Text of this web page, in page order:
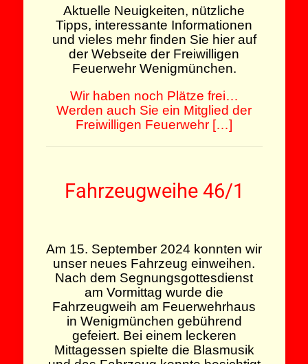
Aktuelle Neuigkeiten, nützliche
Tipps, interessante Informationen
und vieles mehr finden Sie hier auf
der Webseite der Freiwilligen
Feuerwehr Wenigmünchen.
Wir haben noch Plätze frei…
Werden auch Sie ein Mitglied der
Freiwilligen Feuerwehr […]
Fahrzeugweihe 46/1
Am 15. September 2024 konnten wir
unser neues Fahrzeug einweihen.
Nach dem Segnungsgottesdienst
am Vormittag wurde die
Fahrzeugweih am Feuerwehrhaus
in Wenigmünchen gebührend
gefeiert. Bei einem leckeren
Mittagessen spielte die Blasmusik